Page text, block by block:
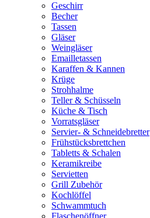
Geschirr
Becher
Tassen
Gläser
Weingläser
Emailletassen
Karaffen & Kannen
Krüge
Strohhalme
Teller & Schüsseln
Küche & Tisch
Vorratsgläser
Servier- & Schneidebretter
Frühstücksbrettchen
Tabletts & Schalen
Keramikreibe
Servietten
Grill Zubehör
Kochlöffel
Schwammtuch